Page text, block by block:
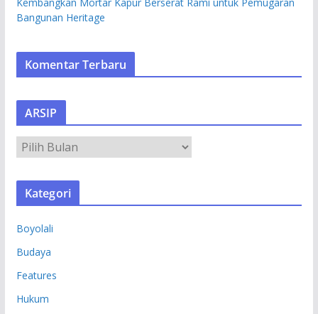
Bangunan Heritage
Komentar Terbaru
ARSIP
R
S
Kategori
Boyolali
Budaya
Features
Hukum